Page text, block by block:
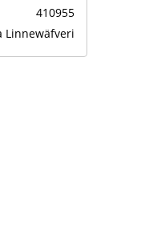
410955
Linnewäfveri